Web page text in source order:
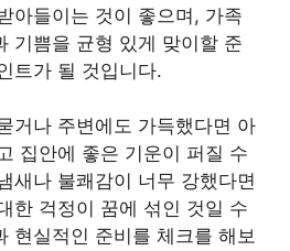
아들이는 것이 좋으며, 가족
기쁨을 균형 있게 맞이할 준
트가 될 것입니다.
거나 주변에도 가득했다면 아
집안에 좋은 기운이 퍼질 수
새나 불쾌감이 너무 강했다면
한 걱정이 꿈에 섞인 것일 수
현실적인 준비를 체크를 해보